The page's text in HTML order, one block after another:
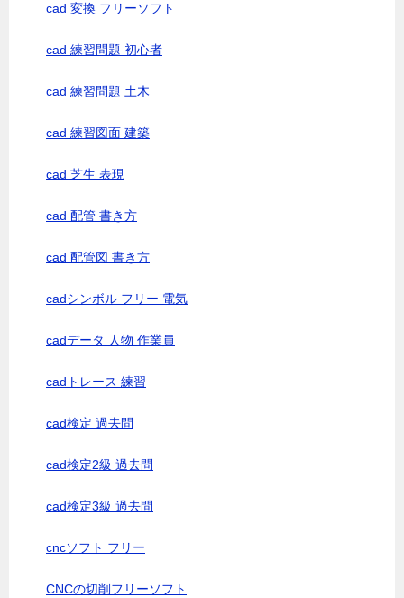
cad 変換 フリーソフト
cad 練習問題 初心者
cad 練習問題 土木
cad 練習図面 建築
cad 芝生 表現
cad 配管 書き方
cad 配管図 書き方
cadシンボル フリー 電気
cadデータ 人物 作業員
cadトレース 練習
cad検定 過去問
cad検定2級 過去問
cad検定3級 過去問
cncソフト フリー
CNCの切削フリーソフト